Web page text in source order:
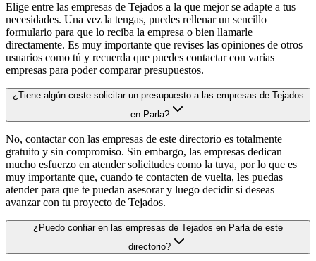
Elige entre las empresas de Tejados a la que mejor se adapte a tus
necesidades. Una vez la tengas, puedes rellenar un sencillo
formulario para que lo reciba la empresa o bien llamarle
directamente. Es muy importante que revises las opiniones de otros
usuarios como tú y recuerda que puedes contactar con varias
empresas para poder comparar presupuestos.
¿Tiene algún coste solicitar un presupuesto a las empresas de Tejados
en Parla?
No, contactar con las empresas de este directorio es totalmente
gratuito y sin compromiso. Sin embargo, las empresas dedican
mucho esfuerzo en atender solicitudes como la tuya, por lo que es
muy importante que, cuando te contacten de vuelta, les puedas
atender para que te puedan asesorar y luego decidir si deseas
avanzar con tu proyecto de Tejados.
¿Puedo confiar en las empresas de Tejados en Parla de este
directorio?